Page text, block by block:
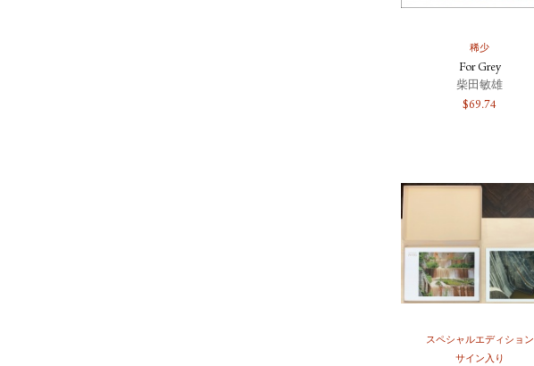
稀少
For Grey
柴田敏雄
$69.74
スペシャルエディション
サイン入り